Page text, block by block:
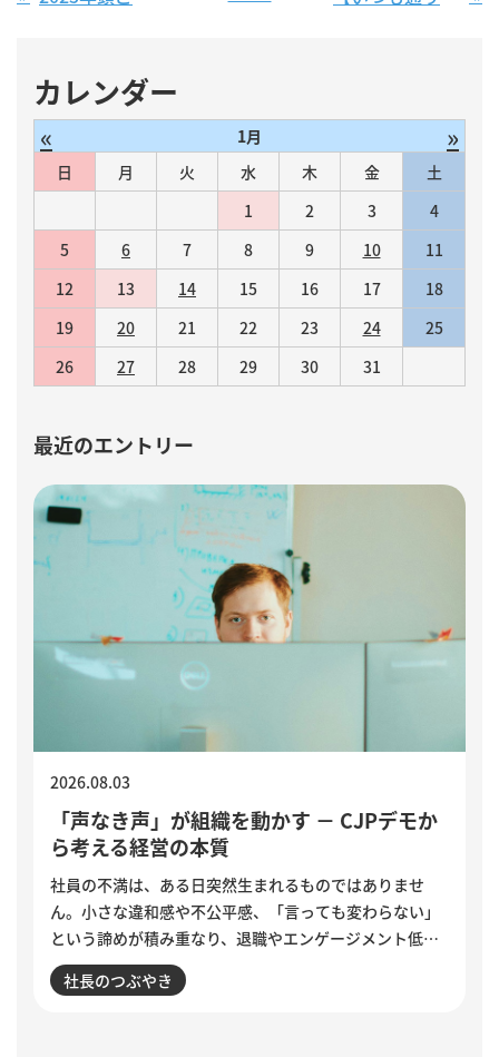
カレンダー
« 1月 »
日 月 火 水 木 金
土
1
2 3
4
5
6 7 8 9 10
11
12
13 14 15 16 17
18
19
20 21 22 23 24
25
26
27 28 29 30 31
最近のエントリー
「声なき声」が組織を動かす － CJPデモか
ら考える経営の本質
2026.08.03
社員の不満は、ある日突然生まれるものではありませ
ん。小さな違和感や不公平感、「言っても変わらない」
という諦めが積み重なり、退職やエンゲージメント低下
として表面化します。インドで若者の抗議運動が教育相
の辞任につながった出来事から、組織に潜む「声なき
社長のつぶやき